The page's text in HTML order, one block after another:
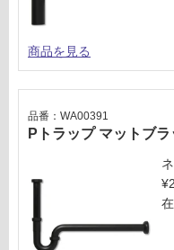
商品を見る
Pトラップ マットブラ
品番：WA00391